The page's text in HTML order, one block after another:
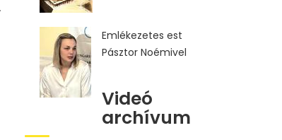
Emlékezetes est
Pásztor Noémivel
Videó
archívum